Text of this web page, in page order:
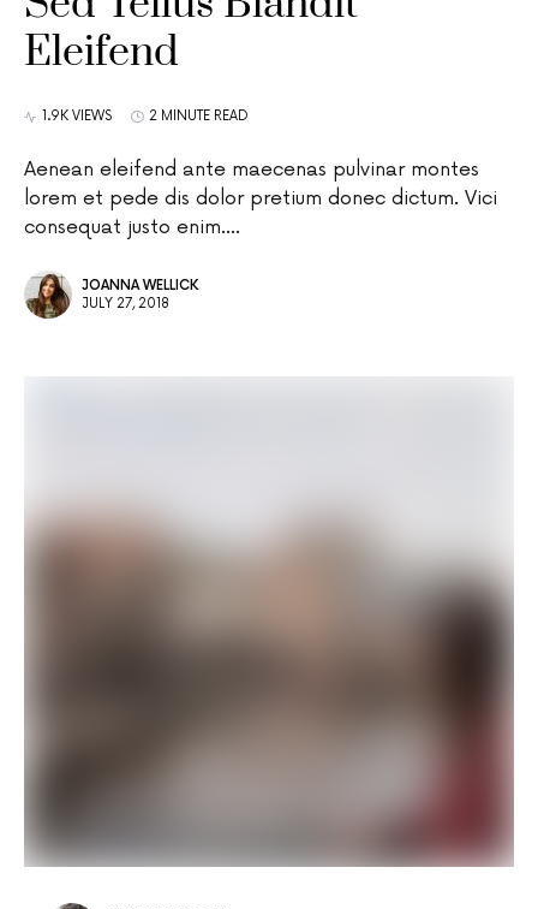
Eleifend
1.9K VIEWS 2 MINUTE READ
Aenean eleifend ante maecenas pulvinar montes
lorem et pede dis dolor pretium donec dictum. Vici
consequat justo enim.…
JOANNA WELLICK
JULY 27, 2018